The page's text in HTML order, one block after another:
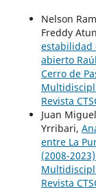
Nelson
Freddy
estabilidad
abierto
Cerro de
Revista
Juan
Yrribari,
entre La
(2008-2023)
Revista